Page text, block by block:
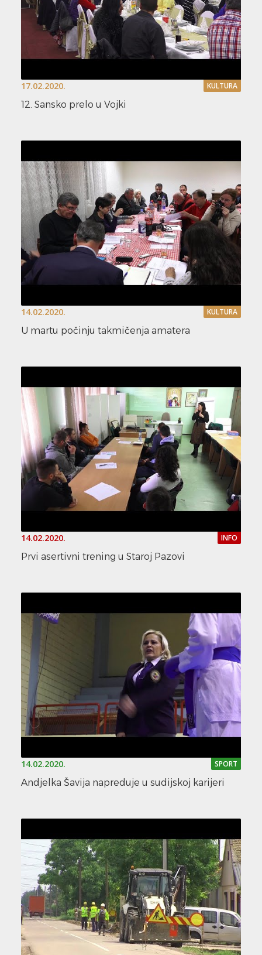
17.02.2020. KULTURA
12. Sansko prelo u Vojki
14.02.2020. KULTURA
U martu počinju takmičenja amatera
14.02.2020. INFO
Prvi asertivni trening u Staroj Pazovi
14.02.2020. SPORT
Andjelka Šavija napreduje u sudijskoj karijeri